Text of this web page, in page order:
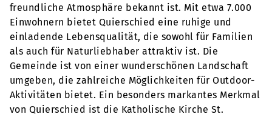
freundliche Atmosphäre bekannt ist. Mit etwa 7.000
Einwohnern bietet Quierschied eine ruhige und
einladende Lebensqualität, die sowohl für Familien
als auch für Naturliebhaber attraktiv ist. Die
Gemeinde ist von einer wunderschönen Landschaft
umgeben, die zahlreiche Möglichkeiten für Outdoor-
Aktivitäten bietet. Ein besonders markantes Merkmal
von Quierschied ist die Katholische Kirche St.